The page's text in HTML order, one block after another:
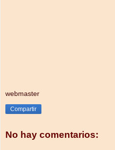
webmaster
Compartir
No hay comentarios: